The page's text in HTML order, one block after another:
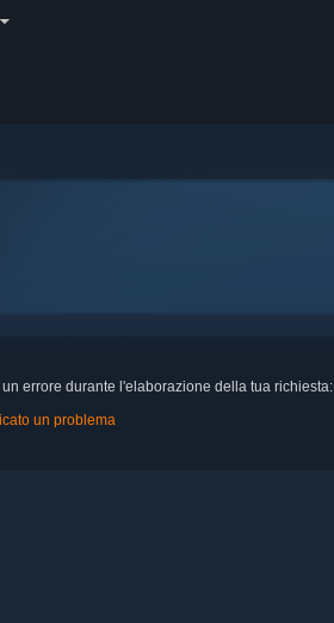
errore durante l'elaborazione della tua richiesta:
un problema